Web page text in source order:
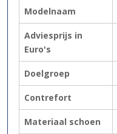
Modelnaam
Adviesprijs in
Euro's
Doelgroep
Contrefort
Materiaal schoen